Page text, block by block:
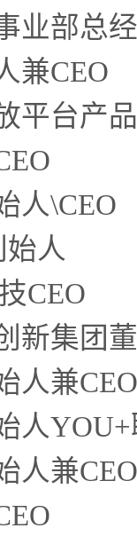
业部总
兼CEO
平台产
人\CEO
始人
CEO
新集团
人兼CEO
人
人兼CEO